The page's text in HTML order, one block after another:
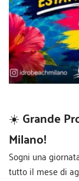
☀️Grande
Milano!
Sogni una
tutto il mese di